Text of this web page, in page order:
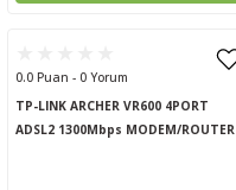
0.0 Puan - 0 Yorum
TP-LINK ARCHER VR600 4PORT
ADSL2 1300Mbps MODEM/ROUTER